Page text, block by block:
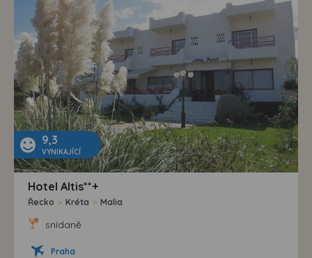
9,3
VYNIKAJÍCÍ
Hotel Altis**+
Řecko > Kréta > Malia
snídaně
Praha